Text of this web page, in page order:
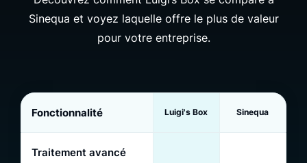
Sinequa et voyez laquelle offre le plus de valeur
pour votre entreprise.
Fonctionnalité Luigi's Box Sinequa
Traitement avancé